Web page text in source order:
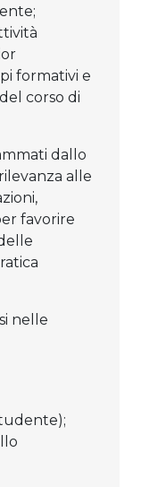
formativi e
corso di
dallo
alle
favorire
nelle